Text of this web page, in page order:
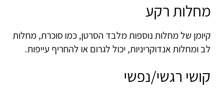
מחלות רקע
קיומן של מחלות נוספות מלבד הסרטן, כמו סוכרת, מחלות
לב ומחלות אנדוקריניות, יכול לגרום או להחריף עייפות.
קושי רגשי/נפשי